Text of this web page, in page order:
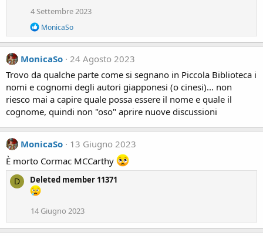
o
n
s
:
4 Settembre 2023
R
e
a
c
t
i
n
s
:
MonicaSo
MonicaSo 24 Agosto 2023
Trovo da qualche parte come si segnano in Piccola Biblioteca i
nomi e cognomi degli autori giapponesi (o cinesi)... non
riesco mai a capire quale possa essere il nome e quale il
cognome, quindi non "oso" aprire nuove discussioni
MonicaSo
13 Giugno 2023
È morto Cormac MCCarthy
D Deleted member 11371
14 Giugno 2023